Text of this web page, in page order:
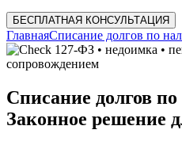
БЕСПЛАТНАЯ КОНСУЛЬТАЦИЯ
ГлавнаяСписание долгов по
127‑ФЗ • недоимка •
сопровождением
Списание долгов
Законное решение